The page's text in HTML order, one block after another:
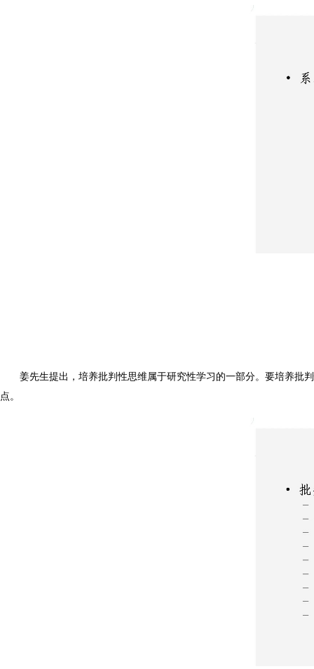
姜先生提出，培养批判性思维属于研究性学习的一部分。要培养批
点。